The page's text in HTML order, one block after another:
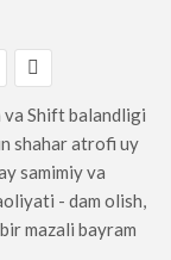
va Shift balandligi
shahar atrofi uy
samimiy va
- dam olish,
mazali bayram